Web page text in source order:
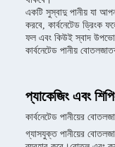
একটি সুস্বাদু পানীয় যা
করবে, কার্বনেটেড ড্রিংক
ফল এবং কিউই স্বাদ
কার্বনেটেড পানীয়
প্যাকেজিং এবং
কার্বনেটেড পানীয়ের
গ্যাসযুক্ত পানীয়ের